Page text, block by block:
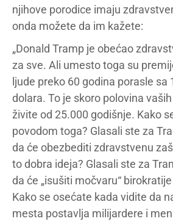
njihove porodice imaju
onda možete da im kažete:
„Donald Tramp je obećao
za sve. Ali umesto toga su
ljude preko 60 godina porasle sa
dolara. To je skoro polovina
živite od 25.000 godišnje. Kako
povodom toga? Glasali ste za
da će obezbediti zdravstvenu
to dobra ideja? Glasali ste za
da će „isušiti močvaru“
Kako se osećate kada vidite da
mesta postavlja milijardere i